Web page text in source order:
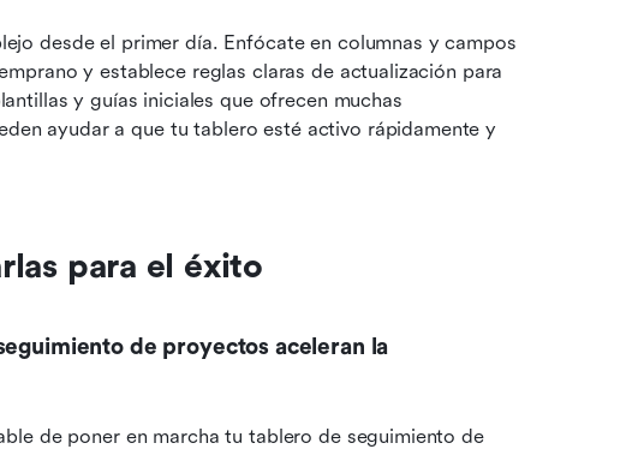
desde el primer día. Enfócate en columnas y campos
y establece reglas claras de actualización para
y guías iniciales que ofrecen muchas
ayudar a que tu tablero esté activo rápidamente y
para el éxito
de proyectos aceleran la
de poner en marcha tu tablero de seguimiento de